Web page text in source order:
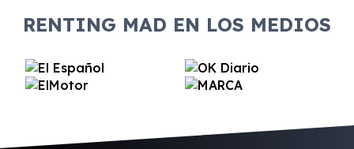
RENTING MAD EN LOS MEDIOS